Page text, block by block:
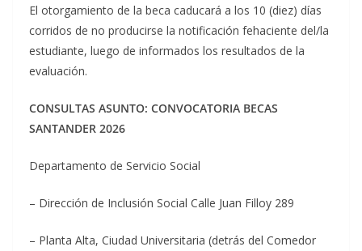
El otorgamiento de la beca caducará a los 10 (diez) días
corridos de no producirse la notificación fehaciente del/la
estudiante, luego de informados los resultados de la
evaluación.
CONSULTAS ASUNTO: CONVOCATORIA BECAS
SANTANDER 2026
Departamento de Servicio Social
– Dirección de Inclusión Social Calle Juan Filloy 289
– Planta Alta, Ciudad Universitaria (detrás del Comedor